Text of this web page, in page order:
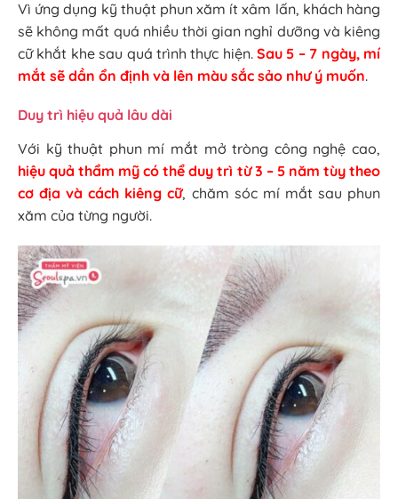
Vì ứng dụng kỹ thuật phun xăm ít xâm lấn, khách hàng
sẽ không mất quá nhiều thời gian nghỉ dưỡng và kiêng
cữ khắt khe sau quá trình thực hiện.Sau 5 – 7 ngày, mí
mắt sẽ dần ổn định và lên màu sắc sảo như ý muốn.
Duy trì hiệu quả lâu dài
Với kỹ thuật phun mí mắt mở tròng công nghệ cao,
hiệu quả thẩm mỹ có thể duy trì từ 3 – 5 năm tùy theo
cơ địa và cách kiêng cữ, chăm sóc mí mắt sau phun
xăm của từng người.